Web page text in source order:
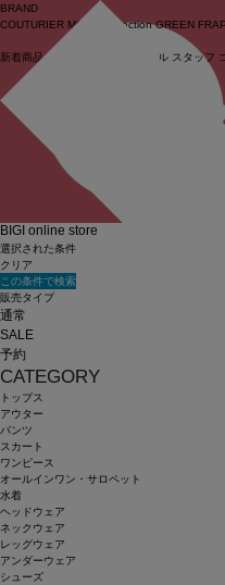
ログイン
BRAND
COUTURIER MOGA Collection GREEN
新着商品 (ライブ) セール スタッフ
BIGI online store
選択された条件
クリア
この条件で検索
販売タイプ
通常
SALE
予約
CATEGORY
トップス
アウター
パンツ
スカート
ワンピース
オールインワン・サロペット
水着
ヘッドウェア
ネックウェア
レッグウェア
アンダーウェア
シューズ